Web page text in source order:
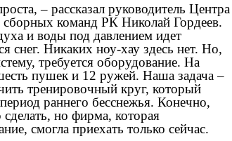
– рассказал руководитель Центра
сборных команд РК Николай Гордеев.
и воды под давлением идет
снег. Никаких ноу-хау здесь нет. Но,
требуется оборудование. На
пушек и 12 ружей. Наша задача –
тренировочный круг, который
раннего бесснежья. Конечно,
но фирма, которая
смогла приехать только сейчас.